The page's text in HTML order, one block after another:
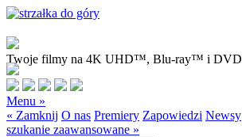
Twoje filmy na 4K UHD™, Blu-ray™ i DVD
Menu »
« Zamknij O nas Premiery Zapowiedzi Newsy
szukanie zaawansowane »